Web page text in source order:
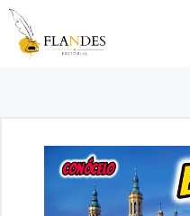
Saltar
contenido